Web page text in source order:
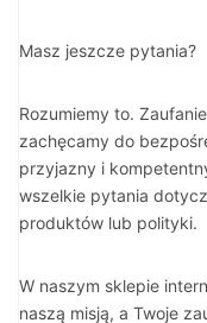
Masz jeszcze pytania?
Rozumiemy to.
zachęcamy do
przyjazny i
wszelkie pytania
produktów lub polityki.
W naszym sklepie
naszą misją, a Twoje